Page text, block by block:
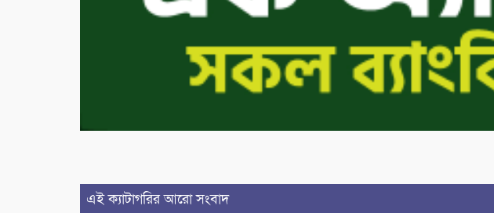
এই ক্যাটাগরির আরো সংবাদ